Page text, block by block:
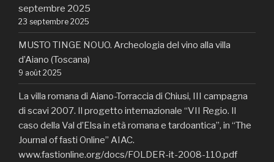
septembre 2025
23 septembre 2025
MUSTO TINGE NOUO. Archeologia del vino alla villa
d’Aiano (Toscana)
9 août 2025
La villa romana di Aiano-Torraccia di Chiusi, III campagna
di scavi 2007. Il progetto internazionale “VII Regio. Il
caso della Val d’Elsa in età romana e tardoantica”, in “The
Journal of fasti Online” AIAC.
www.fastionline.org/docs/FOLDER-it-2008-110.pdf